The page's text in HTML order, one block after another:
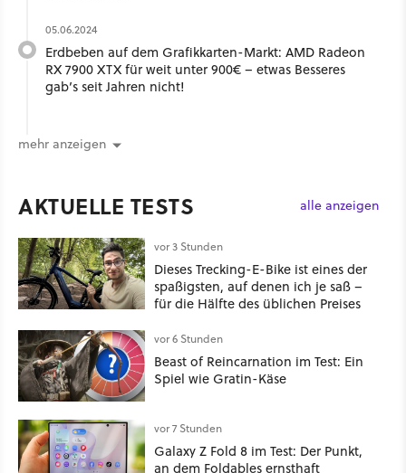
05.06.2024
Erdbeben auf dem Grafikkarten-Markt: AMD Radeon
RX 7900 XTX für weit unter 900€ – etwas Besseres
gab’s seit Jahren nicht!
mehr anzeigen
AKTUELLE TESTS alle anzeigen
vor 3 Stunden
Dieses Trecking-E-Bike ist eines der
spaßigsten, auf denen ich je saß –
für die Hälfte des üblichen Preises
vor 6 Stunden
Beast of Reincarnation im Test: Ein
Spiel wie Gratin-Käse
vor 7 Stunden
Galaxy Z Fold 8 im Test: Der Punkt,
an dem Foldables ernsthaft